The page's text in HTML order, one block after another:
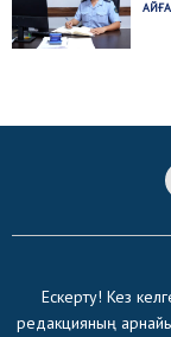
Ескерту! Кез
редакцияның